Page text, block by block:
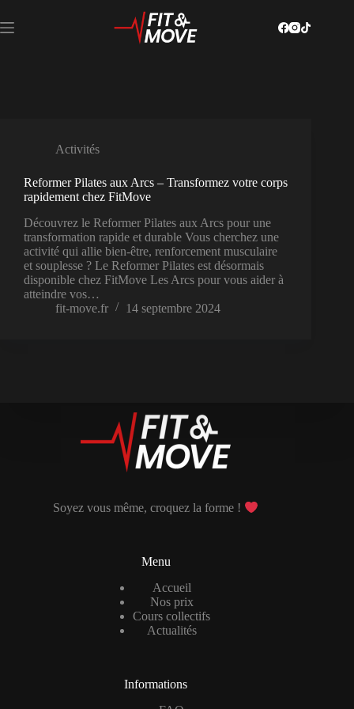
au
contenu
Activités
Reformer Pilates aux Arcs – Transformez votre corps
rapidement chez FitMove
Découvrez le Reformer Pilates aux Arcs pour une
transformation rapide et durable Vous cherchez une
activité qui allie bien-être, renforcement musculaire
et souplesse ? Le Reformer Pilates est désormais
disponible chez FitMove Les Arcs pour vous aider à
atteindre vos…
fit-move.fr
14 septembre 2024
Soyez vous même, croquez la forme !
Menu
Accueil
Nos prix
Cours collectifs
Actualités
Informations